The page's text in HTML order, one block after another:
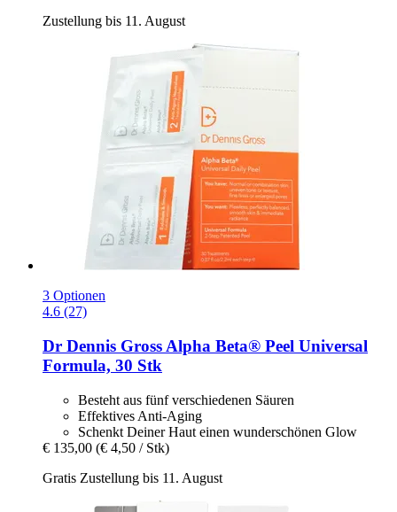
Zustellung bis 11. August
3 Optionen
4.6 (27)
Dr Dennis Gross Alpha Beta® Peel Universal
Formula, 30 Stk
Besteht aus fünf verschiedenen Säuren
Effektives Anti-Aging
Schenkt Deiner Haut einen wunderschönen Glow
€ 135,00 (€ 4,50 / Stk)
Gratis Zustellung bis 11. August